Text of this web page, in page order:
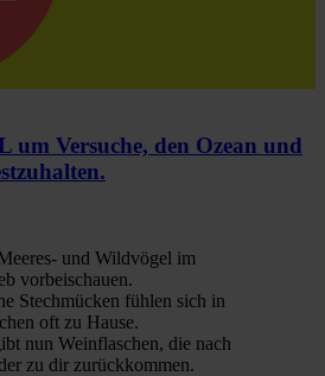
um Versuche, den Ozean und
und Wildvögel im
vorbeischauen.
Stechmücken fühlen sich in
oft zu Hause.
nun Weinflaschen, die nach
zu dir zurückkommen.